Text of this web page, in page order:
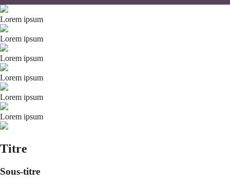
Lorem ipsum
Lorem ipsum
Lorem ipsum
Lorem ipsum
Lorem ipsum
Lorem ipsum
Titre
Sous-titre